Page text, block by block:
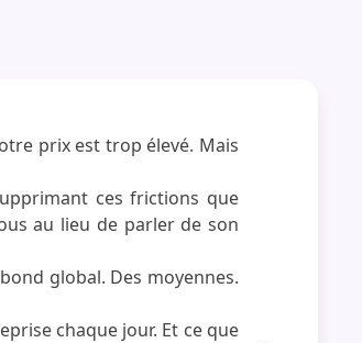
prix est trop élevé. Mais
ces frictions que
au lieu de parler de son
global. Des moyennes.
chaque jour. Et ce que